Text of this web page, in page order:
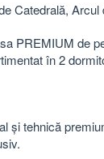
Catedrală,
PREMIUM de
în 2
și tehnică